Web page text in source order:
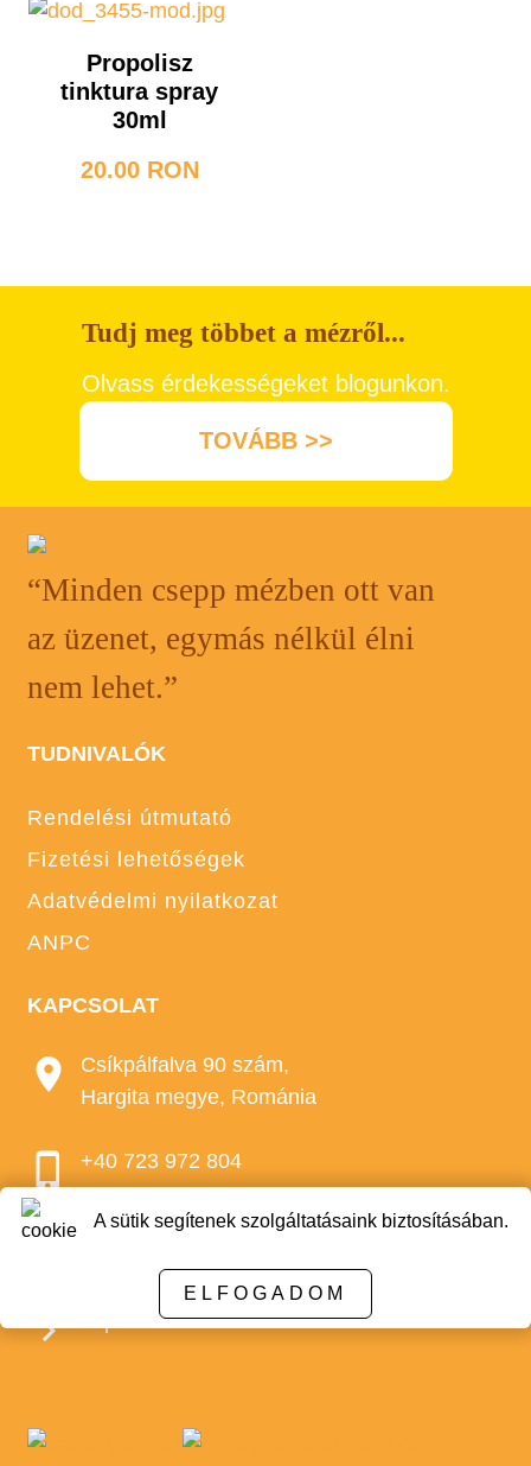
Propolisz
tinktura spray
30ml
20.00 RON
Tudj meg többet a mézről...
Olvass érdekességeket blogunkon.
TOVÁBB >>
“Minden csepp mézben ott van
az üzenet, egymás nélkül élni
nem lehet.”
TUDNIVALÓK
Rendelési útmutató
Fizetési lehetőségek
Adatvédelmi nyilatkozat
ANPC
KAPCSOLAT
Csíkpálfalva 90 szám,
Hargita megye, Románia
+40 723 972 804
e-mail:
office@bio-mez.
https://mezozon.ro/
A sütik segítenek szolgáltatásaink biztosításában.
ELFOGADOM